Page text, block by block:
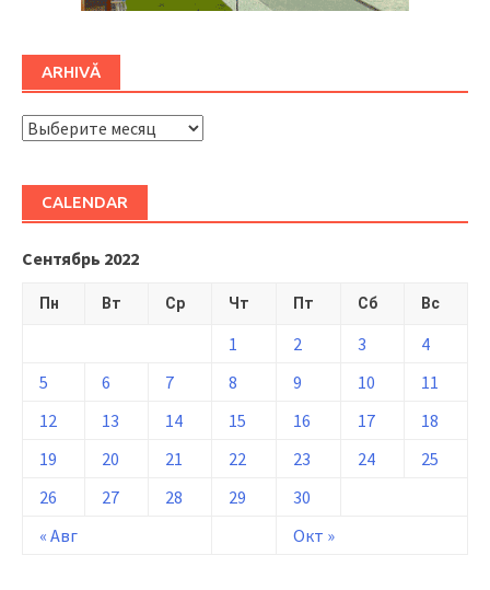
ARHIVĂ
ARHIVĂ
CALENDAR
Сентябрь 2022
Пн Вт Ср Чт Пт Сб Вс
« Авг Окт »
1 2 3
4
5
6 7 8 9 10
11
12
13 14 15 16 17
18
19
20 21 22 23 24
25
26
27 28 29 30